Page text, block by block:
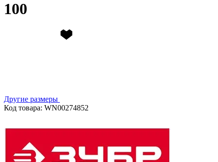
100
Другие размеры
Код товара: WN00274852